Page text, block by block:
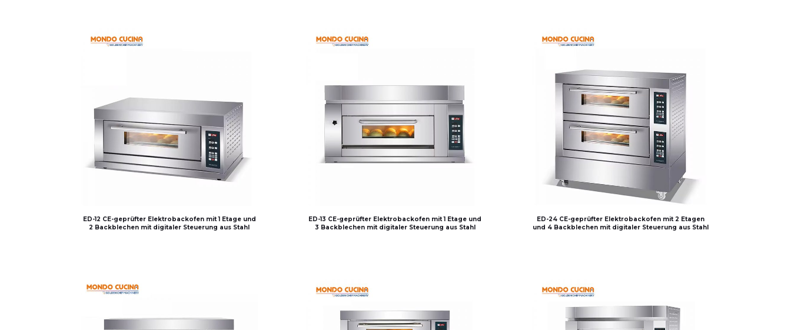
ED-12 CE-geprüfter Elektrobackofen mit 1 Etage und
2 Backblechen mit digitaler Steuerung aus Stahl
ED-13 CE-geprüfter Elektrobackofen mit 1 Etage und
3 Backblechen mit digitaler Steuerung aus Stahl
ED-24 CE-geprüfter Elektrobackofen mit 2 Etagen
und 4 Backblechen mit digitaler Steuerung aus Stahl